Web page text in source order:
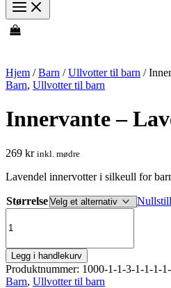
Hjem /Barn /Ullvotter til barn /
Barn, Ullvotter til barn
Innervante –
269 kr inkl. mødre
Lavendel innervotter i silkeull for
Størrelse
Nullstill
antallLegg i handlekurv
Produktnummer: 1000-1-1-3-1-1-1-
Barn, Ullvotter til barn